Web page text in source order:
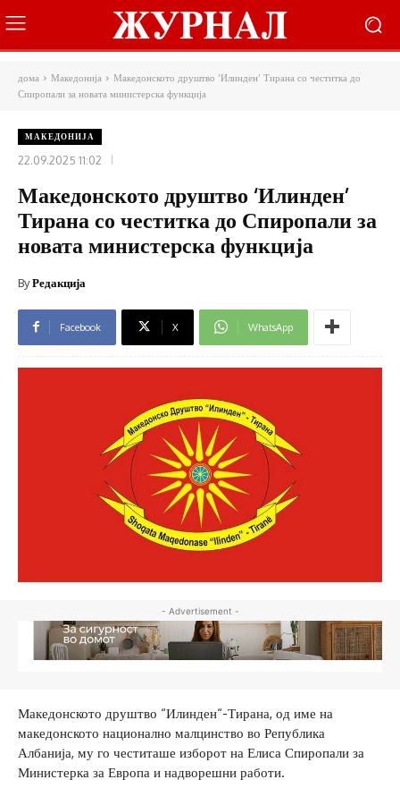
дома Македонија
Македонското друштво ‘Илинден’ Тирана со честитка до
Спиропали за новата министерска функција
МАКЕДОНИЈА
22.09.2025 11:02
Македонското друштво ‘Илинден’
Тирана со честитка до Спиропали за
новата министерска функција
ByРедакција
Facebook X WhatsApp
- Advertisement -
Македонското друштво “Илинден“-Тирана, од име на
македонското национално малцинство во Република
Албанија, му го честиташе изборот на Елиса Спиропали за
Министерка за Европа и надворешни работи.